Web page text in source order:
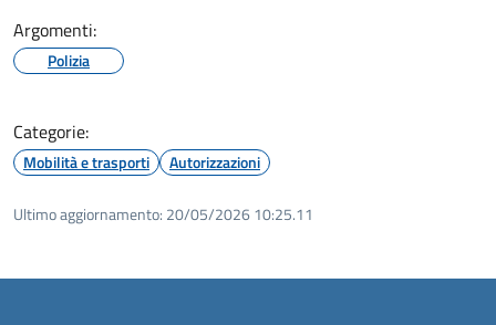
Argomenti:
Polizia
Categorie:
Mobilità e trasporti Autorizzazioni
Ultimo aggiornamento: 20/05/2026 10:25.11